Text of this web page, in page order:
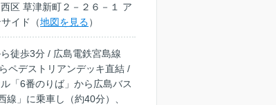
区 草津新町２－２６－１ ア
イド（地図を見る）
徒歩3分 / 広島電鉄宮島線
ペデストリアンデッキ直結 /
「6番のりば」から広島バス
線」に乗車し（約40分）、